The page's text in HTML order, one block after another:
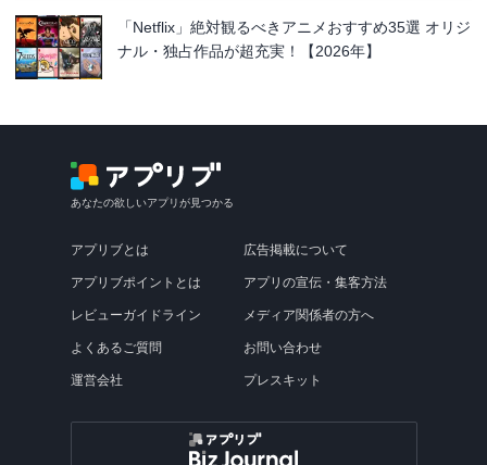
「Netflix」絶対観るべきアニメおすすめ35選 オリジ
ナル・独占作品が超充実！【2026年】
あなたの欲しいアプリが見つかる
アプリブとは
アプリブポイントとは
レビューガイドライン
よくあるご質問
運営会社
広告掲載について
アプリの宣伝・集客方法
メディア関係者の方へ
お問い合わせ
プレスキット